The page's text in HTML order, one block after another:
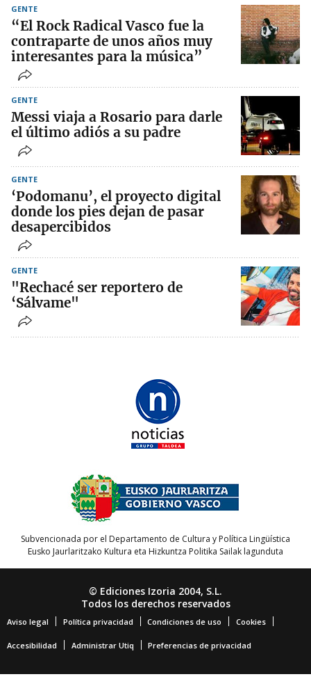
GENTE
“El Rock Radical Vasco fue la
contraparte de unos años muy
interesantes para la música”
GENTE
Messi viaja a Rosario para darle
el último adiós a su padre
GENTE
‘Podomanu’, el proyecto digital
donde los pies dejan de pasar
desapercibidos
GENTE
"Rechacé ser reportero de
‘Sálvame"
Subvencionada por el Departamento de Cultura y Política Lingüística
Eusko Jaurlaritzako Kultura eta Hizkuntza Politika Sailak lagunduta
© Ediciones Izoria 2004, S.L.
Todos los derechos reservados
Aviso legal Política privacidad Condiciones de uso Cookies
Accesibilidad Administrar Utiq Preferencias de privacidad